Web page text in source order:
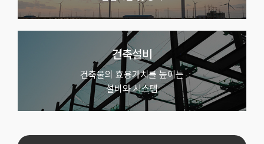
건축설비
건축물의 효용가치를 높이는
설비와 시스템